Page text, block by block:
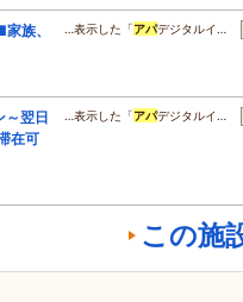
族、
…表示した「アパデジタルイ…
～翌日
在可
…表示した「アパデジタルイ…
この施